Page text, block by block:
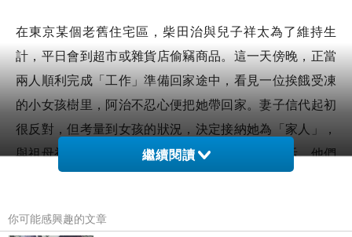
在東京某個老舊住宅區，柴田治與兒子祥太為了維持生
計，平日會到超市或雜貨店偷竊商品。這一天傍晚，正當
兩人順利完成「工作」準備回家途中，看見一位挨餓受凍
的小女孩樹里，阿治不忍心便把她帶回家。妻子信代起初
很反對，但考量到女孩的狀況，決定接納她為「家人」，
與祖母初枝、信代的妹妹亞紀，一家六口共同生活。他們
某天發生了一起事件，使得這個家的「祕密」逐漸被揭
繼續閱讀
你可能感興趣的文章